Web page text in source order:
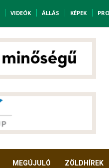
VIDEÓK ÁLLÁS KÉPEK
MEGÚJULÓ ZÖLDHÍREK